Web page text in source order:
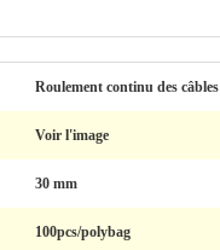
Roulement continu des câbles
Voir l'image
30 mm
100pcs/polybag